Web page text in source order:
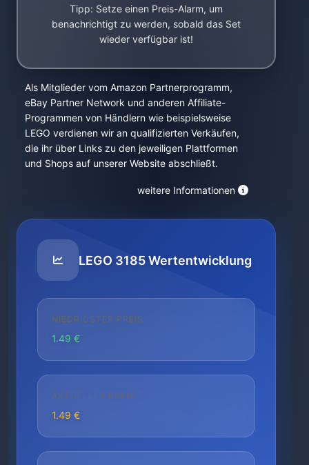
Tipp: Setze einen Preis-Alarm, um
benachrichtigt zu werden, sobald das Set
wieder verfügbar ist!
Als Mitglieder vom Amazon Partnerprogramm,
eBay Partner Network und anderen Affiliate-
Programmen von Händlern wie beispielsweise
LEGO verdienen wir an qualifizierten Verkäufen,
die ihr über Links zu den jeweiligen Plattformen
und Shops auf unserer Website abschließt.
weitere Informationen
LEGO 3185 Wertentwicklung
NIEDRIGSTER PREIS
1.49 €
AKTUELLER PREIS
1.49 €